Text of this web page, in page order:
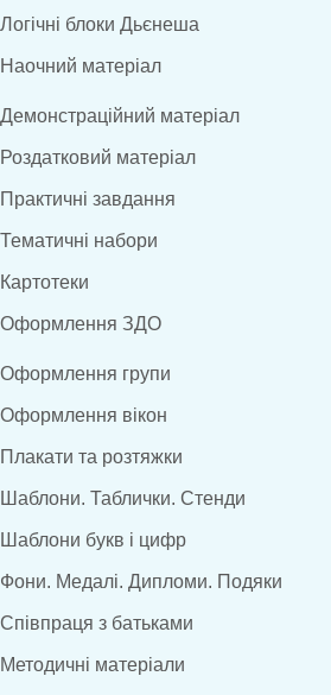
Логічні блоки Дьєнеша
Наочний матеріал
Демонстраційний матеріал
Роздатковий матеріал
Практичні завдання
Тематичні набори
Картотеки
Оформлення ЗДО
Оформлення групи
Оформлення вікон
Плакати та розтяжки
Шаблони. Таблички. Стенди
Шаблони букв і цифр
Фони. Медалі. Дипломи. Подяки
Співпраця з батьками
Методичні матеріали